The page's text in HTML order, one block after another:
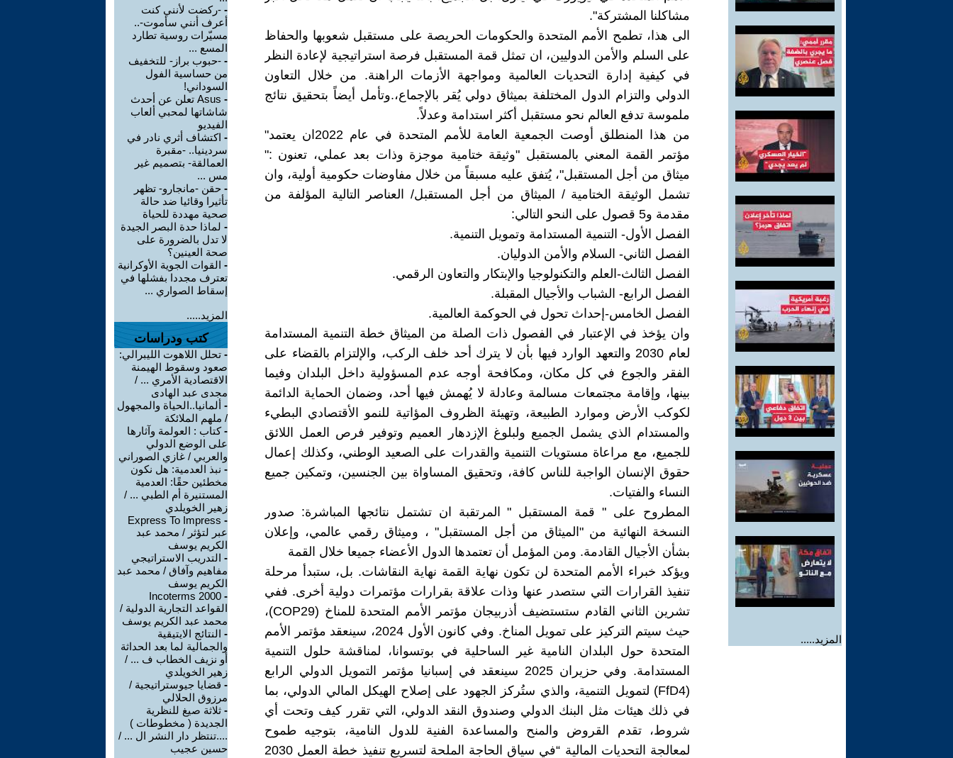
المزيد.....
مشاكلنا المشتركة".
الى هذا، تطمح الأمم المتحدة والحكومات الحريصة على مستقبل شعوبها والحفاظ
على السلم والأمن الدوليين، ان تمثل قمة المستقبل فرصة استراتيجية لإعادة النظر
في كيفية إدارة التحديات العالمية ومواجهة الأزمات الراهنة. من خلال التعاون
الدولي والتزام الدول المختلفة بميثاق دولي يُقر بالإجماع،.وتأمل أيضاً بتحقيق نتائج
ملموسة تدفع العالم نحو مستقبل أكثر استدامة وعدلاً.
من هذا المنطلق أوصت الجمعية العامة للأمم المتحدة في عام 2022ان يعتمد"
مؤتمر القمة المعني بالمستقبل "وثيقة ختامية موجزة وذات بعد عملي، تعنون :"
ميثاق من أجل المستقبل"، يُتفق عليه مسبقاً من خلال مفاوضات حكومية أولية، وان
تشمل الوثيقة الختامية / الميثاق من أجل المستقبل/ العناصر التالية المؤلفة من
مقدمة و5 قصول على النحو التالي:
الفصل الأول- التنمية المستدامة وتمويل التنمية.
الفصل الثاني- السلام والأمن الدوليان.
الفصل الثالث-العلم والتكنولوجيا والإبتكار والتعاون الرقمي.
الفصل الرابع- الشباب والأجيال المقبلة.
الفصل الخامس-إحداث تحول في الحوكمة العالمية.
وان يؤخذ في الإعتبار في الفصول ذات الصلة من الميثاق خطة التنمية المستدامة
لعام 2030 والتعهد الوارد فيها بأن لا يترك أحد خلف الركب، والإلتزام بالقضاء على
الفقر والجوع في كل مكان، ومكافحة أوجه عدم المسؤولية داخل البلدان وفيما
بينها، وإقامة مجتمعات مسالمة وعادلة لا يُهمش فيها أحد، وضمان الحماية الدائمة
لكوكب الأرض وموارد الطبيعة، وتهيئة الظروف المؤاتية للنمو الأقتصادي البطيء
والمستدام الذي يشمل الجميع ولبلوغ الإزدهار العميم وتوفير فرص العمل اللائق
للجميع، مع مراعاة مستويات التنمية والقدرات على الصعيد الوطني، وكذلك إعمال
حقوق الإنسان الواجبة للناس كافة، وتحقيق المساواة بين الجنسين، وتمكين جميع
النساء والفتيات.
المطروح على " قمة المستقبل " المرتقبة ان تشتمل نتائجها المباشرة: صدور
النسخة النهائية من "الميثاق من أجل المستقبل" ، وميثاق رقمي عالمي، وإعلان
بشأن الأجيال القادمة. ومن المؤمل أن تعتمدها الدول الأعضاء جميعا خلال القمة
ويؤكد خبراء الأمم المتحدة لن تكون نهاية القمة نهاية النقاشات. بل، ستبدأ مرحلة
تنفيذ القرارات التي ستصدر عنها وذات علاقة بقرارات مؤتمرات دولية أخرى. ففي
تشرين الثاني القادم ستستضيف أذربيجان مؤتمر الأمم المتحدة للمناخ (COP29)،
حيث سيتم التركيز على تمويل المناخ. وفي كانون الأول 2024، سينعقد مؤتمر الأمم
المتحدة حول البلدان النامية غير الساحلية في بوتسوانا، لمناقشة حلول التنمية
المستدامة. وفي حزيران 2025 سينعقد في إسبانيا مؤتمر التمويل الدولي الرابع
(FfD4) لتمويل التنمية، والذي ستُركز الجهود على إصلاح الهيكل المالي الدولي، بما
في ذلك هيئات مثل البنك الدولي وصندوق النقد الدولي، التي تقرر كيف وتحت أي
شروط، تقدم القروض والمنح والمساعدة الفنية للدول النامية، بتوجيه طموح
لمعالجة التحديات المالية “في سياق الحاجة الملحة لتسريع تنفيذ خطة العمل 2030
- -ركضت لأنني كنت
أعرف أنني سأموت-..
مسيّرات روسية تطارد
المسع ...
- -حبوب براز- للتخفيف
من حساسية الفول
السوداني!
-
Asus تعلن عن أحدث
شاشاتها لمحبي ألعاب
الفيديو
- اكتشاف أثري نادر في
سردينيا.. -مقبرة
العمالقة- بتصميم غير
مس ...
- حقن -مانجارو- تظهر
تأثيرا وقائيا ضد حالة
صحية مهددة للحياة
- لماذا حدة البصر الجيدة
لا تدل بالضرورة على
صحة العينين؟
- القوات الجوية الأوكرانية
تعترف مجددا بفشلها في
إسقاط الصواري ...
المزيد.....
كتب ودراسات
- تحلل اللاهوت الليبرالي:
صعود وسقوط الهيمنة
الاقتصادية الأمري ... /
مجدى عبد الهادى
- ألمانيا..الحياة والمجهول
/ ملهم الملائكة
-كتاب : العولمة وآثارها
على الوضع الدولي
والعربي / غازي الصوراني
- نبذ العدمية: هل نكون
مخطئين حقًا: العدمية
المستنيرة أم الطبي ... /
زهير الخويلدي
-
Express To Impress
عبر لتؤثر / محمد عبد
الكريم يوسف
- التدريب الاستراتيجي
مفاهيم وآفاق / محمد عبد
الكريم يوسف
-
Incoterms 2000
القواعد التجارية الدولية /
محمد عبد الكريم يوسف
- النتائج الايتيقية
والجمالية لما بعد الحداثة
أو نزيف الخطاب ف ... /
زهير الخويلدي
- قضايا جيوستراتيجية /
مرزوق الحلالي
- ثلاثة صيغ للنظرية
الجديدة ( مخطوطات )
....تنتظر دار النشر ال ... /
حسين عجيب